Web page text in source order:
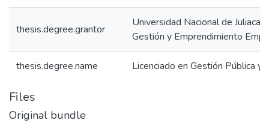
thesis.degree.grantor
Universidad Nacional de Juliaca.
Gestión y Emprendimiento
thesis.degree.name Licenciado en Gestión Pública y
Files
Original bundle